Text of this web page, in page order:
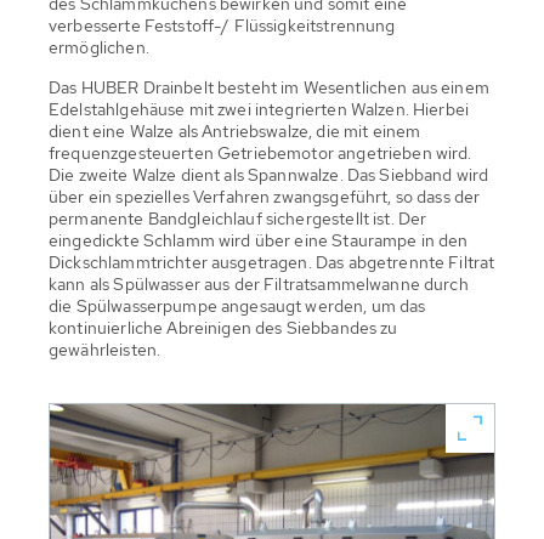
verbesserte Feststoff-/ Flüssigkeitstrennung
ermöglichen.
Das HUBER Drainbelt besteht im Wesentlichen aus einem
Edelstahlgehäuse mit zwei integrierten Walzen. Hierbei
dient eine Walze als Antriebswalze, die mit einem
frequenzgesteuerten Getriebemotor angetrieben wird.
Die zweite Walze dient als Spannwalze. Das Siebband wird
über ein spezielles Verfahren zwangsgeführt, so dass der
permanente Bandgleichlauf sichergestellt ist. Der
eingedickte Schlamm wird über eine Staurampe in den
Dickschlammtrichter ausgetragen. Das abgetrennte Filtrat
kann als Spülwasser aus der Filtratsammelwanne durch
die Spülwasserpumpe angesaugt werden, um das
kontinuierliche Abreinigen des Siebbandes zu
gewährleisten.